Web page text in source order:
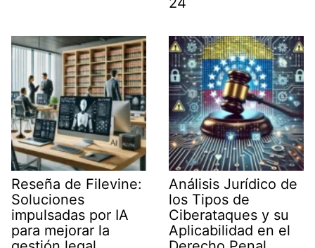
Reseña de Filevine:
Soluciones
impulsadas por IA
para mejorar la
Análisis Jurídico de
los Tipos de
Ciberataques y su
Aplicabilidad en el